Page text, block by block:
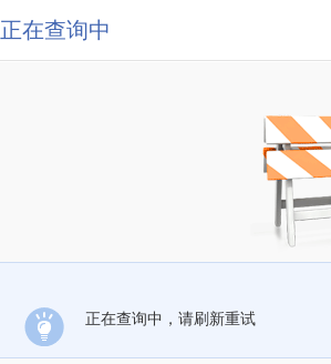
正在查询中
正在查询中，请刷新重试